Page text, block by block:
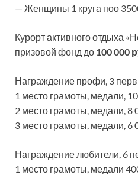
— Женщины 1 круга поо
Курорт активного отдыха
призовой фонд до 100 000
Награждение профи, 3
1 место грамоты, медали,
2 место грамоты, медали, 8
3 место грамоты, медали, 6
Награждение любители, 6
1 место грамоты, медали